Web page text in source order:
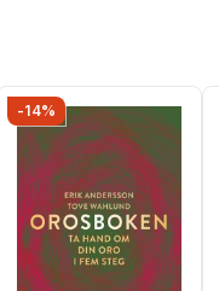
-14%